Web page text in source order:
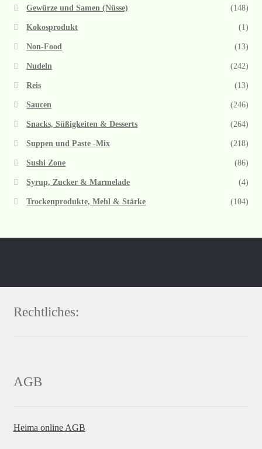
Gewürze und Samen (Nüsse) (148)
Kokosprodukt (1)
Non-Food (13)
Nudeln (242)
Reis (13)
Saucen (246)
Snacks, Süßigkeiten & Desserts (264)
Suppen und Paste -Mix (218)
Sushi Zone (86)
Syrup, Zucker & Marmelade (4)
Trockenprodukte, Mehl & Stärke (104)
Rechtliches:
AGB
Heima online AGB